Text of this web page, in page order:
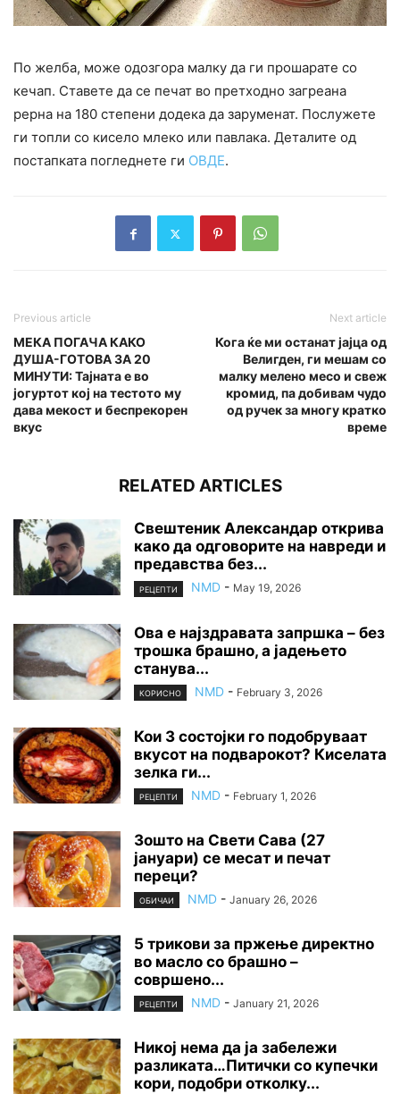
По желба, може одозгора малку да ги прошарате со
кечап. Ставете да се печат во претходно загреана
рерна на 180 степени додека да заруменат. Послужете
ги топли со кисело млеко или павлака. Деталите од
постапката погледнете ги ОВДЕ.
Previous article
МЕКА ПОГАЧА КАКО
ДУША-ГОТОВА ЗА 20
МИНУТИ: Тајната е во
јогуртот кој на тестото му
дава мекост и беспрекорен
вкус
Next article
Кога ќе ми останат јајца од
Велигден, ги мешам со
малку мелено месо и свеж
кромид, па добивам чудо
од ручек за многу кратко
време
RELATED ARTICLES
Свештеник Александар открива
како да одговорите на навреди и
предавства без...
РЕЦЕПТИ NMD - May 19, 2026
Ова е најздравата запршка – без
трошка брашно, а јадењето
станува...
КОРИСНО NMD - February 3, 2026
Кои 3 состојки го подобруваат
вкусот на подварокот? Киселата
зелка ги...
РЕЦЕПТИ NMD - February 1, 2026
Зошто на Свети Сава (27
јануари) се месат и печат
переци?
ОБИЧАИ NMD - January 26, 2026
5 трикови за пржење директно
во масло со брашно –
совршено...
РЕЦЕПТИ NMD - January 21, 2026
Никој нема да ја забележи
разликата…Питички со купечки
кори, подобри отколку...